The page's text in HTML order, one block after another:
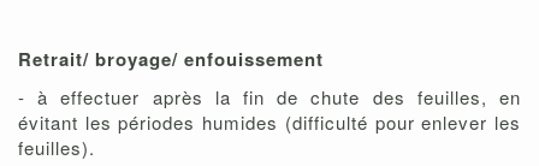
Retrait/ broyage/ enfouissement
- à effectuer après la fin de chute des feuilles, en
évitant les périodes humides (difficulté pour enlever les
feuilles).